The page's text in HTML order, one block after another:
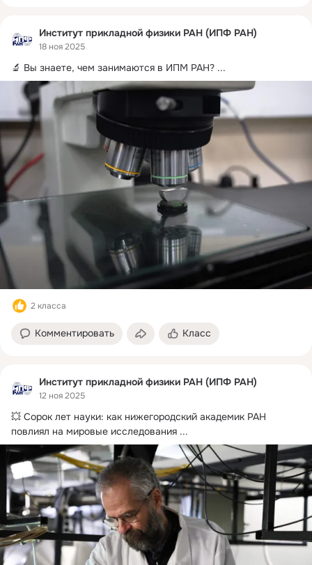
Институт прикладной физики РАН (ИПФ РАН)
18 ноя 2025
🔬 Вы знаете, чем занимаются в ИПМ РАН? ...
2 класса
Комментировать Класс
Институт прикладной физики РАН (ИПФ РАН)
12 ноя 2025
💥 Сорок лет науки: как нижегородский академик РАН
повлиял на мировые исследования ...